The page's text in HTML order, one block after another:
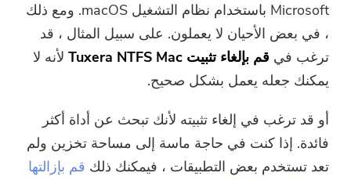
ضاغط صور مجاني
قوات الدفاع الشعبي الحر ضاغط
Microsoft باستخدام نظام التشغيل macOS. ومع ذلك
، في بعض الأحيان لا يعملون. على سبيل المثال ، قد
ترغب في قم بإلغاء تثبيت Tuxera NTFS Mac
لأنه لا
يمكنك جعله يعمل بشكل صحيح.
أو قد ترغب في إلغاء تثبيته لأنك تبحث عن أداة أكثر
فائدة. إذا كنت في حاجة ماسة إلى مساحة تخزين ولم
تعد تستخدم بعض التطبيقات ، فيمكنك ذلك قم بإزالتها